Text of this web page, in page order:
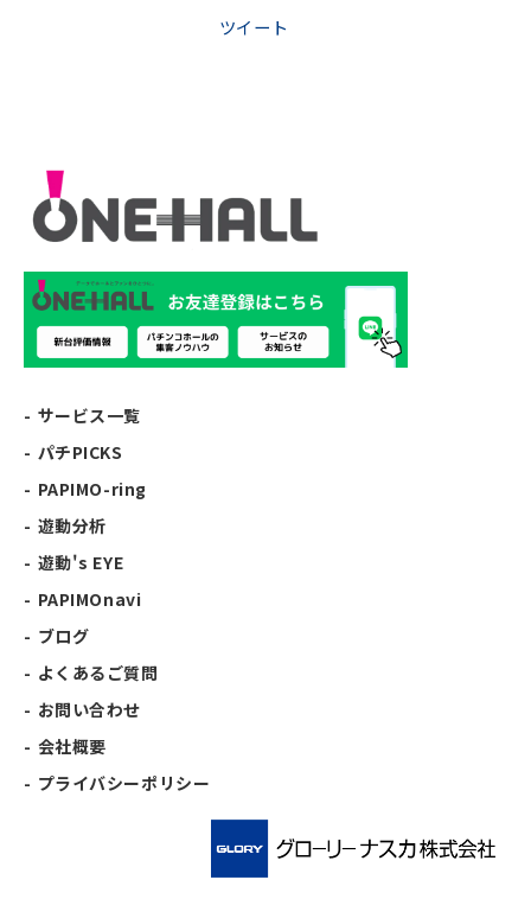
ツイート
サービス一覧
パチPICKS
PAPIMO-ring
遊動分析
遊動's EYE
PAPIMOnavi
ブログ
よくあるご質問
お問い合わせ
会社概要
プライバシーポリシー